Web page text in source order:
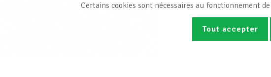
Certains cookies sont nécessaires au fonctionnement
Tout accepter